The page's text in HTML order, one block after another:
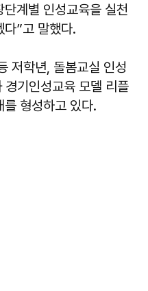
계별 인성교육을 실천
”고 말했다.
저학년, 돌봄교실 인성
기인성교육 모델 리플
형성하고 있다.